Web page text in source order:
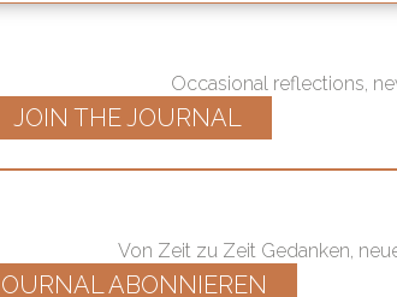
Occasional reflections,
JOIN THE JOURNAL
Von Zeit zu Zeit Gedanken,
ABONNIEREN